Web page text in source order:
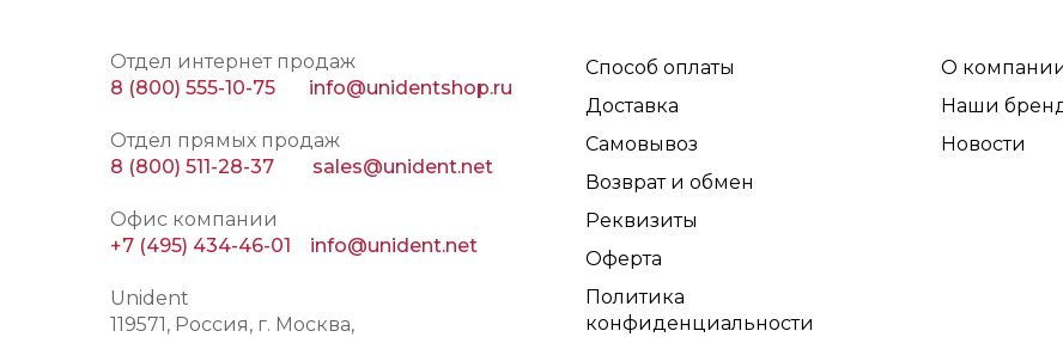
Отдел интернет продаж
8 (800) 555-10-75
info@unidentshop.ru
Отдел прямых продаж
8 (800) 511-28-37
sales@unident.net
Офис компании
+7 (495) 434-46-01
info@unident.net
Unident
119571, Россия, г. Москва,
Способ оплаты
Доставка
Самовывоз
Возврат и обмен
Реквизиты
Оферта
Политика
конфиденциальности
О
Наши
Новости